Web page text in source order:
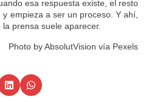
esa respuesta existe, el resto
empieza a ser un proceso. Y ahí,
prensa suele aparecer.
Photo by AbsolutVision vía Pexels